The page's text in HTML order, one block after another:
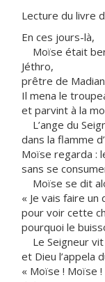
Lecture du livre
En ces jours-là,
Moïse était
Jéthro,
prêtre de
Il mena le
et parvint à la
L’ange du
dans la flamme
Moïse regarda :
sans se
Moïse se dit
« Je vais faire un
pour voir cette
pourquoi le
Le Seigneur vit
et Dieu l’appela
« Moïse ! Moïse !